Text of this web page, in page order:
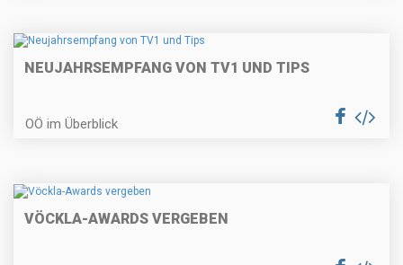
NEUJAHRSEMPFANG VON TV1 UND TIPS
OÖ im Überblick
VÖCKLA-AWARDS VERGEBEN